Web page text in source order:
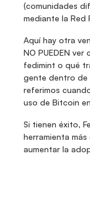
(comunidades
mediante la Red
Aquí hay otra
NO PUEDEN
fedimint o qué
gente dentro de
referimos
uso de Bitcoin
Si tienen éxito,
herramienta
aumentar la